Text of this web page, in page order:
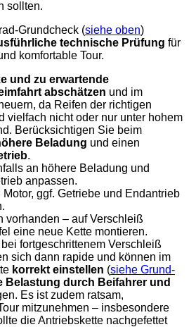
sollten.
Grundcheck (siehe oben)
technische Prüfung für
komfortable Tour.
und zu erwartende
abschätzen und im
da Reifen der richtigen
vielfach nicht oder nur unter hohem
Berücksichtigen Sie beim
Beladung und einen
.
an höhere Beladung und
anpassen.
Motor, ggf. Getriebe und Endantrieb
vorhanden – auf Verschleiß
eine neue Kette montieren.
fortgeschrittenem Verschleiß
sich dann rapide und können im
korrekt einstellen (siehe Grund-
Belastung durch Beifahrer und
Es ist zudem ratsam,
mitzunehmen – insbesondere
die Antriebskette nachgefettet